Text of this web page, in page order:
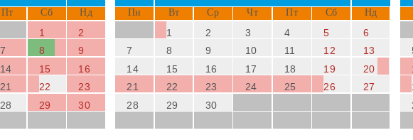
Пт Сб Нд
1
2
7 8
9
14 15
16
21 22
23
28 29
30
Пн Вт Ср Чт Пт Сб Нд
1 2 3 4 5
6
7
8 9 10 11 12
13
14
15 16 17 18 19
20
21
22 23 24 25 26
27
28
29 30